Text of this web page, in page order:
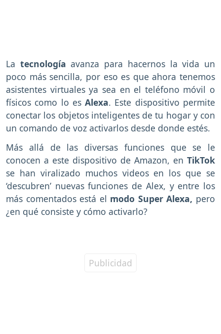
La tecnologíaavanza para hacernos la vida un
poco más sencilla, por eso es que ahora tenemos
asistentes virtuales ya sea en el teléfono móvil o
físicos como lo esAlexa. Este dispositivo permite
conectar los objetos inteligentes de tu hogar y con
un comando de voz activarlos desde donde estés.
Más allá de las diversas funciones que se le
conocen a este dispositivo de Amazon, en TikTok
se han viralizado muchos videos en los que se
‘descubren’ nuevas funciones de Alex, y entre los
más comentados está el modo Super Alexa, pero
¿en qué consiste y cómo activarlo?